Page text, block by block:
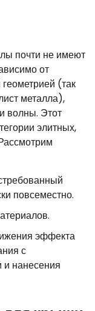
почти не имеют
от
(так
металла),
волны. Этот
элитных,
повсеместно.
эффекта
с
и нанесения